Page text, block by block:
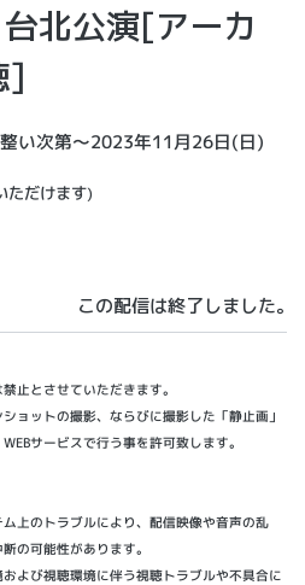
北公演[アーカ
]
い次第～2023年11月26日(日)
ただけます)
この配信は終了しました。
止とさせていただきます。
ョットの撮影、ならびに撮影した「静止画」
サービスで行う事を許可致します。
上のトラブルにより、配信映像や音声の乱
の可能性があります。
よび視聴環境に伴う視聴トラブルや不具合に